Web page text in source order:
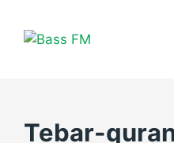
content
Tebar-